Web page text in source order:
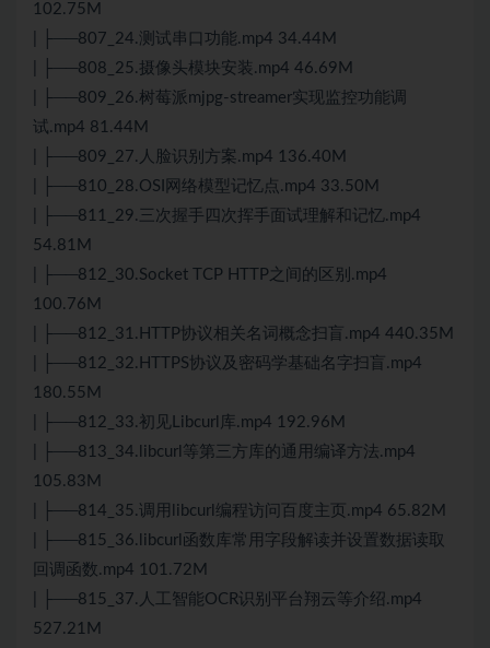
102.75M
| ├──807_24.测试串口功能.mp4 34.44M
| ├──808_25.摄像头模块安装.mp4 46.69M
| ├──809_26.树莓派mjpg-streamer实现监控功能调
试.mp4 81.44M
| ├──809_27.人脸识别方案.mp4 136.40M
| ├──810_28.OSI网络模型记忆点.mp4 33.50M
| ├──811_29.三次握手四次挥手面试理解和记忆.mp4
54.81M
| ├──812_30.Socket TCP HTTP之间的区别.mp4
100.76M
| ├──812_31.HTTP协议相关名词概念扫盲.mp4 440.35M
| ├──812_32.HTTPS协议及密码学基础名字扫盲.mp4
180.55M
| ├──812_33.初见Libcurl库.mp4 192.96M
| ├──813_34.libcurl等第三方库的通用编译方法.mp4
105.83M
| ├──814_35.调用libcurl编程访问百度主页.mp4 65.82M
| ├──815_36.libcurl函数库常用字段解读并设置数据读取
回调函数.mp4 101.72M
| ├──815_37.人工智能OCR识别平台翔云等介绍.mp4
527.21M